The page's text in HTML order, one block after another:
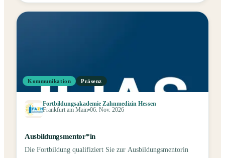
Kommunikation Präsenz
Fortbildungsakademie Zahnmedizin Hessen
Frankfurt am Main 06. Nov. 2026
Ausbildungsmentor*in
Die Fortbildung qualifiziert Sie zur Ausbildungsmentorin